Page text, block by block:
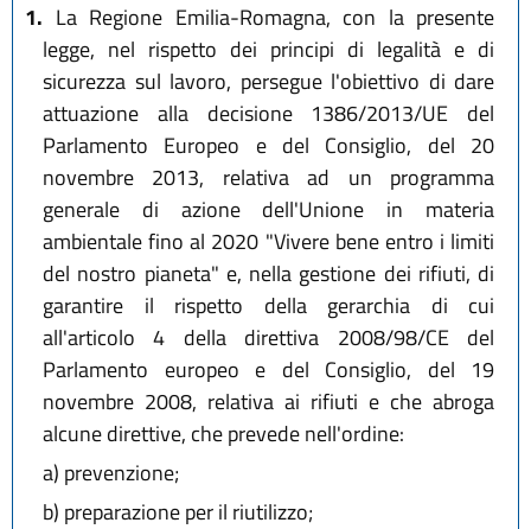
1. La Regione Emilia-Romagna, con la presente
legge, nel rispetto dei principi di legalità e di
sicurezza sul lavoro, persegue l'obiettivo di dare
attuazione alla decisione 1386/2013/UE del
Parlamento Europeo e del Consiglio, del 20
novembre 2013, relativa ad un programma
generale di azione dell'Unione in materia
ambientale fino al 2020 "Vivere bene entro i limiti
del nostro pianeta" e, nella gestione dei rifiuti, di
garantire il rispetto della gerarchia di cui
all'articolo 4 della direttiva 2008/98/CE del
Parlamento europeo e del Consiglio, del 19
novembre 2008, relativa ai rifiuti e che abroga
alcune direttive, che prevede nell'ordine:
a) prevenzione;
b) preparazione per il riutilizzo;